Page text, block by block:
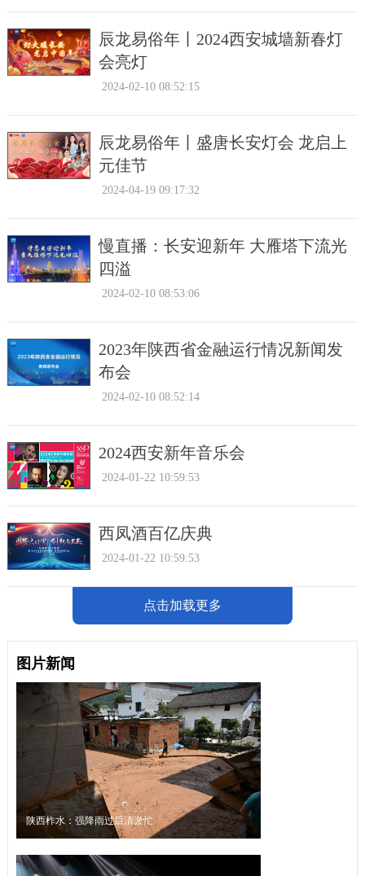
辰龙易俗年丨2024西安城墙新春灯
会亮灯
2024-02-10 08:52:15
辰龙易俗年丨盛唐长安灯会 龙启上
元佳节
2024-04-19 09:17:32
慢直播：长安迎新年 大雁塔下流光
四溢
2024-02-10 08:53:06
2023年陕西省金融运行情况新闻发
布会
2024-02-10 08:52:14
2024西安新年音乐会
2024-01-22 10:59:53
西凤酒百亿庆典
2024-01-22 10:59:53
点击加载更多